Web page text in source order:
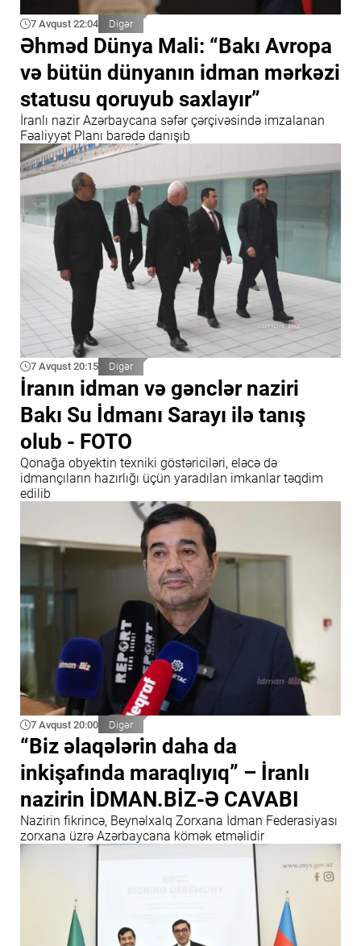
7 Avqust 22:04 Digər
Əhməd Dünya Mali: “Bakı Avropa
və bütün dünyanın idman mərkəzi
statusu qoruyub saxlayır”
İranlı nazir Azərbaycana səfər çərçivəsində imzalanan
Fəaliyyət Planı barədə danışıb
7 Avqust 20:15 Digər
İranın idman və gənclər naziri
Bakı Su İdmanı Sarayı ilə tanış
olub - FOTO
Qonağa obyektin texniki göstəriciləri, eləcə də
idmançıların hazırlığı üçün yaradılan imkanlar təqdim
edilib
7 Avqust 20:00 Digər
“Biz əlaqələrin daha da
inkişafında maraqlıyıq” – İranlı
nazirin İDMAN.BİZ-Ə CAVABI
Nazirin fikrincə, Beynəlxalq Zorxana İdman Federasiyası
zorxana üzrə Azərbaycana kömək etməlidir